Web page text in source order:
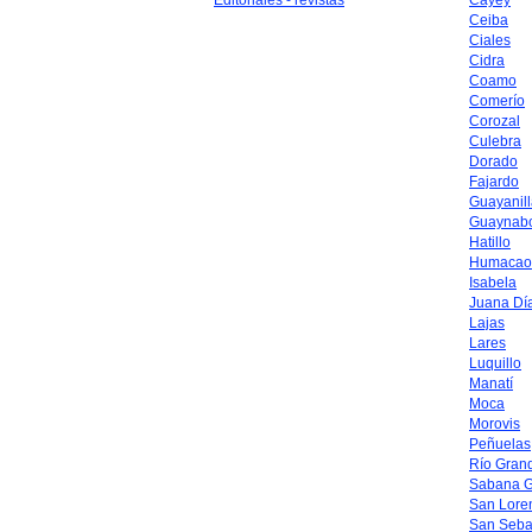
Ceiba
Ciales
Cidra
Coamo
Comerío
Corozal
Culebra
Dorado
Fajardo
Hatillo
Humacao
Isabela
Juana
Lajas
Lares
Luquillo
Manatí
Moca
Morovis
Peñuelas
Río
Sabana
San
San